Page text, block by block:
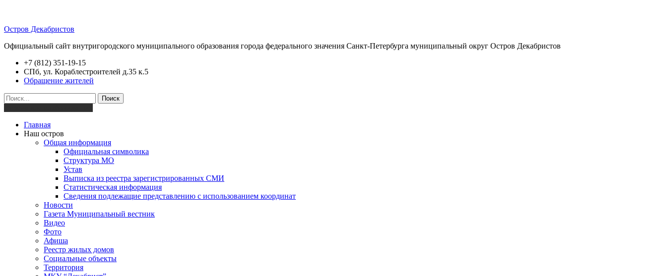
Остров Декабристов
Официальный сайт внутригородского муниципального образования города федерального значения Санкт-Петербурга муниципальный округ Остров Декабристов
+7 (812) 351-19-15
СПб, ул. Кораблестроителей д.35 к.5
Обращение жителей
Поиск
Главная
Наш остров
Общая информация
Официальная символика
Структура МО
Устав
Выписка из реестра зарегистрированных СМИ
Статистическая информация
Сведения подлежащие представлению с использованием координат
Новости
Газета Муниципальный вестник
Видео
Фото
Афиша
Реестр жилых домов
Социальные объекты
Территория